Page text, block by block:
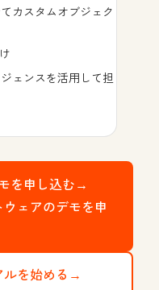
カスタムオブジェク
ェンスを活用して担
を申し込む→
ェアのデモを申
ルを始める→